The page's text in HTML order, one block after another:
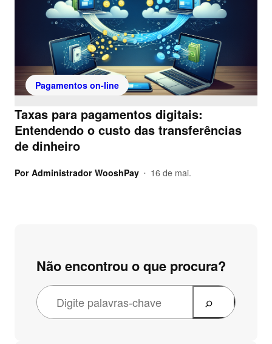
Pagamentos on-line
Taxas para pagamentos digitais:
Entendendo o custo das transferências
de dinheiro
Por Administrador WooshPay • 16 de mai.
Não encontrou o que procura?